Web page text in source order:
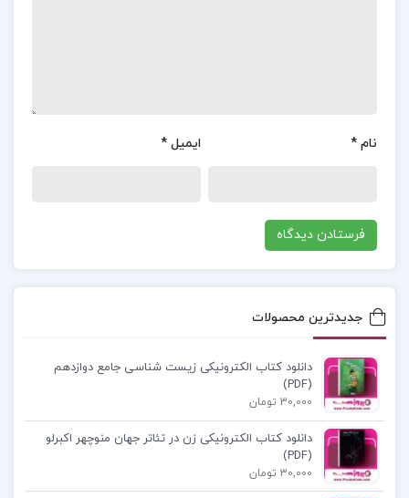
پرداخت
تعدادی کارگر حکایت دارد. مدارک و
خرج تنظیم می‌شده است. شخص جمعدار، مأمور دولت
یا شخصی که محافظت از پول یا دارایی دیگری به او
ارباب یا مسئولان دولتی پس می‌داده است.
دانلود کتاب جزوه اصول حسابداری و هزینه یابی
دانلود رایگان pdf جزوه اصول حسابداری و هزینه یابی
جزوه اصول حسابداری و هزینه یابی
نام * ایمیل *
جدیدترین محصولات
دانلود کتاب الکترونیکی زیست شناسی جامع دوازدهم
(PDF)
30,000 تومان
دانلود کتاب الکترونیکی زن در تئاتر جهان منوچهر اکبرلو
(PDF)
30,000 تومان